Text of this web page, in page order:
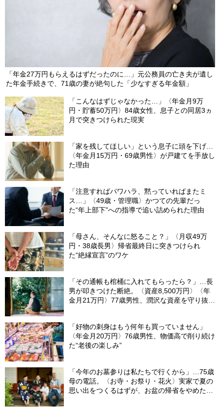
「年金27万円もらえるはずだったのに…」元公務員の亡き夫が遺し
た年金手続きで、71歳の妻が絶句した「少なすぎる年金額」
「こんなはずじゃなかった…」〈年金月9万
円・貯蓄50万円〉84歳女性、息子との同居3ヵ
月で突きつけられた現実
「家を残してほしい」という息子に頭を下げ…
〈年金月15万円・69歳男性〉が戸建てを手放し
た理由
「注意すればパワハラ、黙っていればまたミ
ス…」〈49歳・管理職〉かつての先輩だっ
た“年上部下”への指導で追い詰められた理由
「母さん、そんなに怒ること？」〈月収49万
円・38歳長男〉帰省最終日に突きつけられ
た“絶縁宣言”のワケ
「その通帳も棺桶に入れてもらったら？」…長
男が叩きつけた断絶。〈資産8,500万円〉〈年
金月21万円〉77歳男性、潤沢な資産を守り抜い
「好物の刺身はもう何年も買っていません」
〈年金月20万円〉76歳男性、物価高で削り続け
た“老後の楽しみ”
「今年のお墓参りは私たちで行くから」…75歳
母の電話。〈お寺・お祭り・花火〉実家で夏の
思い出をつくるはずが、お盆の帰省をやめた理